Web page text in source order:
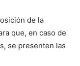
de la
que, en caso de
se presenten las